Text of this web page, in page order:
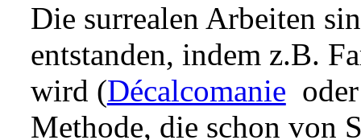
Die surrealen Arbeiten
entstanden, indem z.B.
wird (Décalcomanie
Methode, die schon von